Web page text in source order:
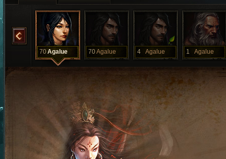
70Agalue 70Agalue 4 Agalue 1 Agalue